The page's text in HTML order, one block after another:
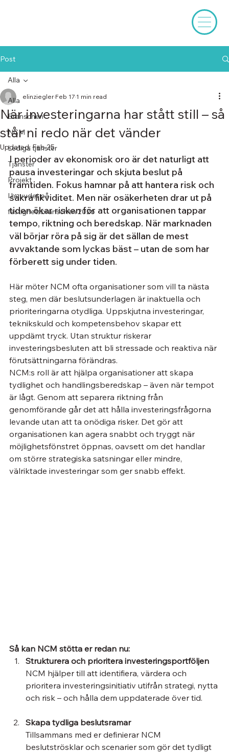
Post
Alla
Branschen
NCM
Lediga tjänster
Tjänster
Projekt
I huvudet på
fastighetsbranschen 2026
Alla
När investeringarna har stått still – så
står ni redo när det vänder
elinziegler Feb 17 1 min read
Updated: Feb 25
I perioder av ekonomisk oro är det naturligt att
pausa investeringar och skjuta beslut på
framtiden. Fokus hamnar på att hantera risk och
säkra likviditet. Men när osäkerheten drar ut på
tiden ökar risken för att organisationen tappar
tempo, riktning och beredskap. När marknaden
väl börjar röra på sig är det sällan de mest
avvaktande som lyckas bäst – utan de som har
förberett sig under tiden.
Här möter NCM ofta organisationer som vill ta nästa
steg, men där beslutsunderlagen är inaktuella och
prioriteringarna otydliga. Uppskjutna investeringar,
teknikskuld och kompetensbehov skapar ett
uppdämt tryck. Utan struktur riskerar
investeringsbesluten att bli stressade och reaktiva när
förutsättningarna förändras.
NCM:s roll är att hjälpa organisationer att skapa
tydlighet och handlingsberedskap – även när tempot
är lågt. Genom att separera riktning från
genomförande går det att hålla investeringsfrågorna
levande utan att ta onödiga risker. Det gör att
organisationen kan agera snabbt och tryggt när
möjlighetsfönstret öppnas, oavsett om det handlar
om större strategiska satsningar eller mindre,
välriktade investeringar som ger snabb effekt.
Så kan NCM stötta er redan nu:
Strukturera och prioritera investeringsportföljen
NCM hjälper till att identifiera, värdera och
prioritera investeringsinitiativ utifrån strategi, nytta
och risk – och hålla dem uppdaterade över tid.
Skapa tydliga beslutsramar
Tillsammans med er definierar NCM
beslutströsklar och scenarier som gör det tydligt